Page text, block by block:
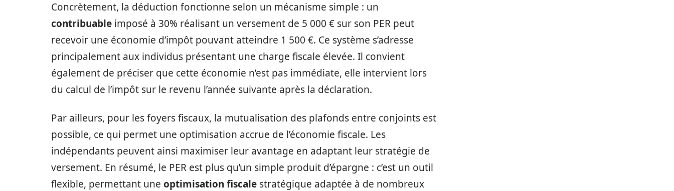
Concrètement, la déduction fonctionne selon un mécanisme simple : un
contribuable imposé à 30% réalisant un versement de 5 000 € sur son PER peut
recevoir une économie d’impôt pouvant atteindre 1 500 €. Ce système s’adresse
principalement aux individus présentant une charge fiscale élevée. Il convient
également de préciser que cette économie n’est pas immédiate, elle intervient lors
du calcul de l’impôt sur le revenu l’année suivante après la déclaration.
Par ailleurs, pour les foyers fiscaux, la mutualisation des plafonds entre conjoints est
possible, ce qui permet une optimisation accrue de l’économie fiscale. Les
indépendants peuvent ainsi maximiser leur avantage en adaptant leur stratégie de
versement. En résumé, le PER est plus qu’un simple produit d’épargne : c’est un outil
flexible, permettant une optimisation fiscale stratégique adaptée à de nombreux